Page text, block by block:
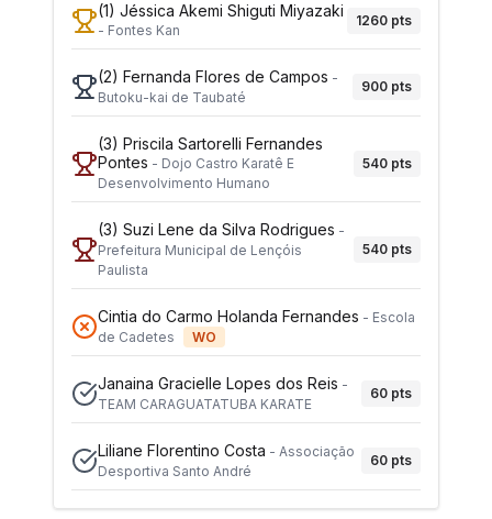
(1) Jéssica Akemi Shiguti Miyazaki
- Fontes Kan
1260 pts
(2) Fernanda Flores de Campos -
Butoku-kai de Taubaté
900 pts
(3) Priscila Sartorelli Fernandes
Pontes - Dojo Castro Karatê E
Desenvolvimento Humano
540 pts
(3) Suzi Lene da Silva Rodrigues -
Prefeitura Municipal de Lençóis
Paulista
540 pts
Cintia do Carmo Holanda Fernandes - Escola
de Cadetes
WO
Janaina Gracielle Lopes dos Reis -
TEAM CARAGUATATUBA KARATE
60 pts
Liliane Florentino Costa - Associação
Desportiva Santo André
60 pts